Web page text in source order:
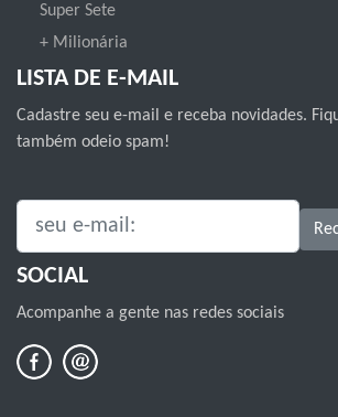
Super Sete
+ Milionária
LISTA DE E-MAIL
Cadastre seu e-mail e receba novidades.
também odeio spam!
SEU E-MAIL:
SOCIAL
Acompanhe a gente nas redes sociais